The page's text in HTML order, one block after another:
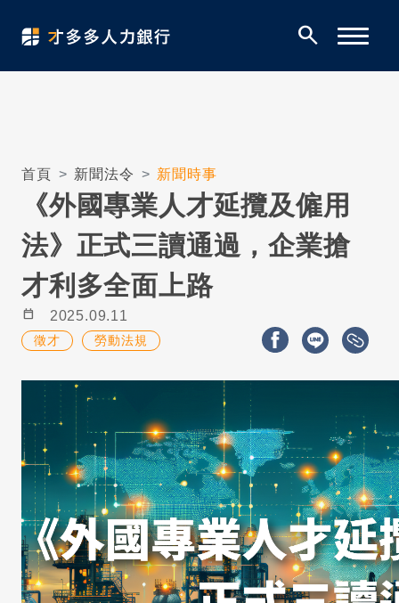
search
首頁 新聞法令 新聞時事
《外國專業人才延攬及僱用
法》正式三讀通過，企業搶
才利多全面上路
calendar_today 2025.09.11
徵才 勞動法規